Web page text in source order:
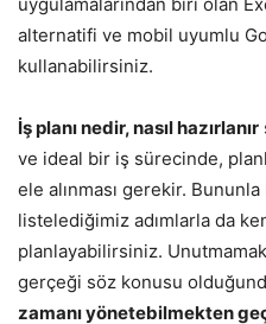
uygulamalarından biri olan
alternatifi ve mobil uyumlu
kullanabilirsiniz.
İş planı nedir, nasıl hazırlanır
ve ideal bir iş sürecinde,
ele alınması gerekir.
listelediğimiz adımlarla da
planlayabilirsiniz.
gerçeği söz konusu
zamanı yönetebilmekten